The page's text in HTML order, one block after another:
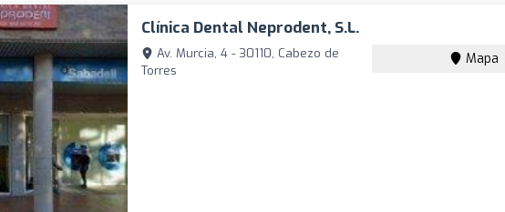
Clínica Dental Neprodent, S.L.
Av. Murcia, 4 - 30110, Cabezo de
Torres
Mapa